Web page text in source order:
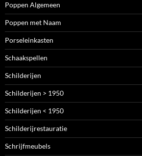
Poppen Algemeen
Poppen met Naam
Porseleinkasten
Schaakspellen
Schilderijen
Schilderijen > 1950
Schilderijen < 1950
Schilderijrestauratie
Schrijfmeubels